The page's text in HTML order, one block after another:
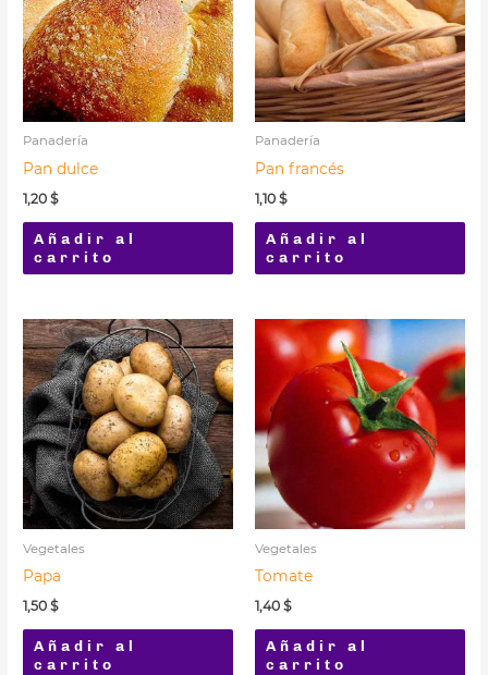
Panadería
Pan dulce
1,20$
Añadir al
carrito
Panadería
Pan francés
1,10 $
Añadir al
carrito
Vegetales
Papa
1,50$
Añadir al
carrito
Vegetales
Tomate
1,40 $
Añadir al
carrito